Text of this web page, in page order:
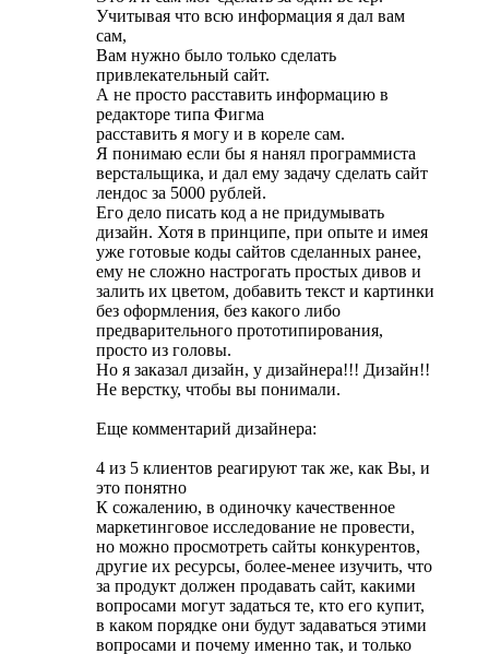
Учитывая что всю информация я дал вам
сам,
Вам нужно было только сделать
привлекательный сайт.
А не просто расставить информацию в
редакторе типа Фигма
расставить я могу и в кореле сам.
Я понимаю если бы я нанял программиста
верстальщика, и дал ему задачу сделать сайт
лендос за 5000 рублей.
Его дело писать код а не придумывать
дизайн. Хотя в принципе, при опыте и имея
уже готовые коды сайтов сделанных ранее,
ему не сложно настрогать простых дивов и
залить их цветом, добавить текст и картинки
без оформления, без какого либо
предварительного прототипирования,
просто из головы.
Но я заказал дизайн, у дизайнера!!! Дизайн!!
Не верстку, чтобы вы понимали.
Еще комментарий дизайнера:
4 из 5 клиентов реагируют так же, как Вы, и
это понятно
К сожалению, в одиночку качественное
маркетинговое исследование не провести,
но можно просмотреть сайты конкурентов,
другие их ресурсы, более-менее изучить, что
за продукт должен продавать сайт, какими
вопросами могут задаться те, кто его купит,
в каком порядке они будут задаваться этими
вопросами и почему именно так, и только